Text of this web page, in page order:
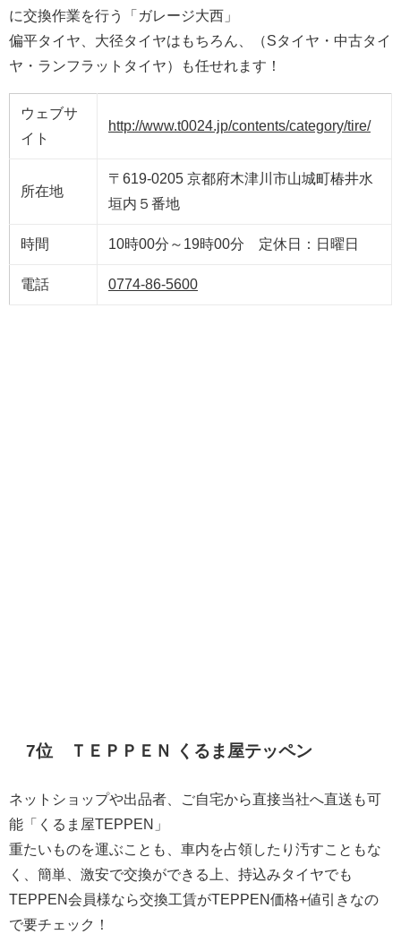
に交換作業を行う「ガレージ大西」
偏平タイヤ、大径タイヤはもちろん、（Sタイヤ・中古タイ
ヤ・ランフラットタイヤ）も任せれます！
ウェブサ
イト
http://www.t0024.jp/contents/category/tire/
所在地
〒619-0205 京都府木津川市山城町椿井水
垣内５番地
時間 10時00分～19時00分 定休日：日曜日
電話 0774-86-5600
7位 ＴＥＰＰＥＮ くるま屋テッペン
ネットショップや出品者、ご自宅から直接当社へ直送も可
能「くるま屋TEPPEN」
重たいものを運ぶことも、車内を占領したり汚すこともな
く、簡単、激安で交換ができる上、持込みタイヤでも
TEPPEN会員様なら交換工賃がTEPPEN価格+値引きなの
で要チェック！